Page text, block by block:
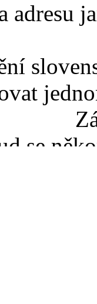
adresu
se